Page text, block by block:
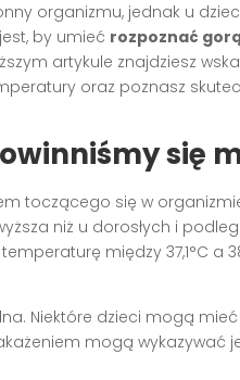
organizmu, jednak u
by umieć rozpoznać
artykule znajdziesz
oraz poznasz
się
toczącego się w
niż u dorosłych i
między 37,1°C a
Niektóre dzieci mogą
mogą wykazywać